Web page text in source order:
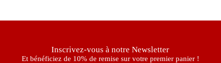
Inscrivez-vous à notre Newsletter
Et bénéficiez de 10% de remise sur votre premier panier !